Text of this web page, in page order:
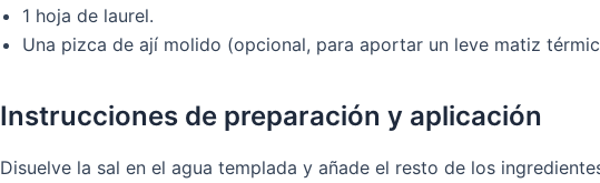
1 hoja de laurel.
Una pizca de ají molido (opcional, para aportar un leve matiz
Instrucciones de preparación y aplicación
Disuelve la sal en el agua templada y añade el resto de los